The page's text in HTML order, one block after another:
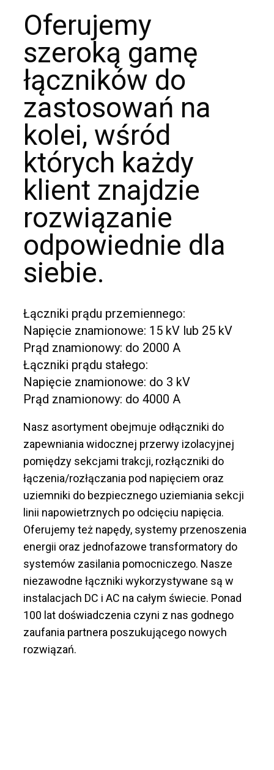
Oferujemy
szeroką gamę
łączników do
zastosowań na
kolei, wśród
których każdy
klient znajdzie
rozwiązanie
odpowiednie dla
siebie.
Łączniki prądu przemiennego:
Napięcie znamionowe: 15 kV lub 25 kV
Prąd znamionowy: do 2000 A
Łączniki prądu stałego:
Napięcie znamionowe: do 3 kV
Prąd znamionowy: do 4000 A
Nasz asortyment obejmuje odłączniki do
zapewniania widocznej przerwy izolacyjnej
pomiędzy sekcjami trakcji, rozłączniki do
łączenia/rozłączania pod napięciem oraz
uziemniki do bezpiecznego uziemiania sekcji
linii napowietrznych po odcięciu napięcia.
Oferujemy też napędy, systemy przenoszenia
energii oraz jednofazowe transformatory do
systemów zasilania pomocniczego. Nasze
niezawodne łączniki wykorzystywane są w
instalacjach DC i AC na całym świecie. Ponad
100 lat doświadczenia czyni z nas godnego
zaufania partnera poszukującego nowych
rozwiązań.